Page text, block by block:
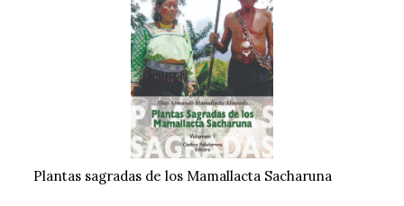
Plantas sagradas de los Mamallacta Sacharuna